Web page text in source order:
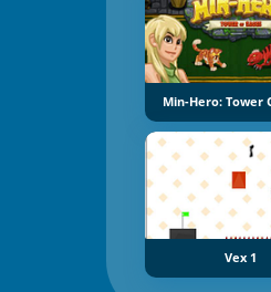
Min-Hero: Tower
Vex 1